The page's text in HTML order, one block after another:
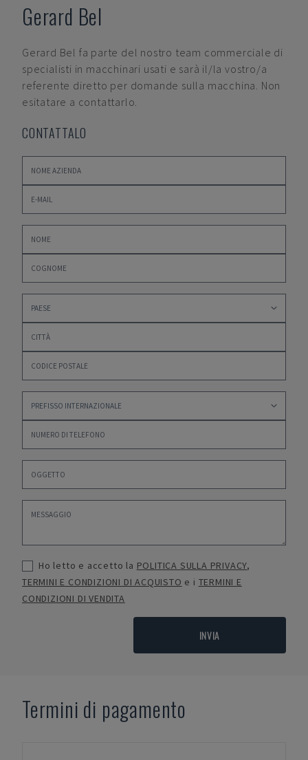
Gerard Bel
Gerard Bel fa parte del nostro team commerciale di
specialisti in macchinari usati e sarà il/la vostro/a
referente diretto per domande sulla macchina. Non
esitatare a contattarlo.
CONTATTALO
Ho letto e accetto la POLITICA SULLA PRIVACY,
TERMINI E CONDIZIONI DI ACQUISTO e i TERMINI E
CONDIZIONI DI VENDITA
INVIA
Termini di pagamento